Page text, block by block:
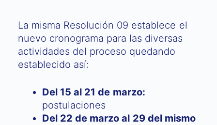
La misma Resolución 09 establece el
nuevo cronograma para las diversas
actividades del proceso quedando
establecido así:
Del 15 al 21 de marzo:
postulaciones
Del 22 de marzo al 29 del mismo